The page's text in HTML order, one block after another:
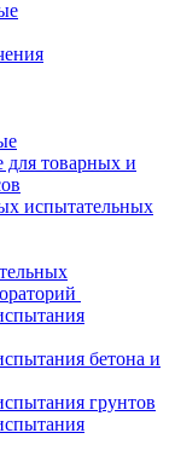
товарных и
испытательных
бетона и
грунтов